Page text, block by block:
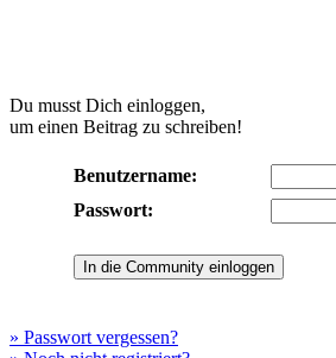
Du musst Dich einloggen,
um einen Beitrag zu schreiben!
Benutzername:
Passwort:
» Passwort vergessen?